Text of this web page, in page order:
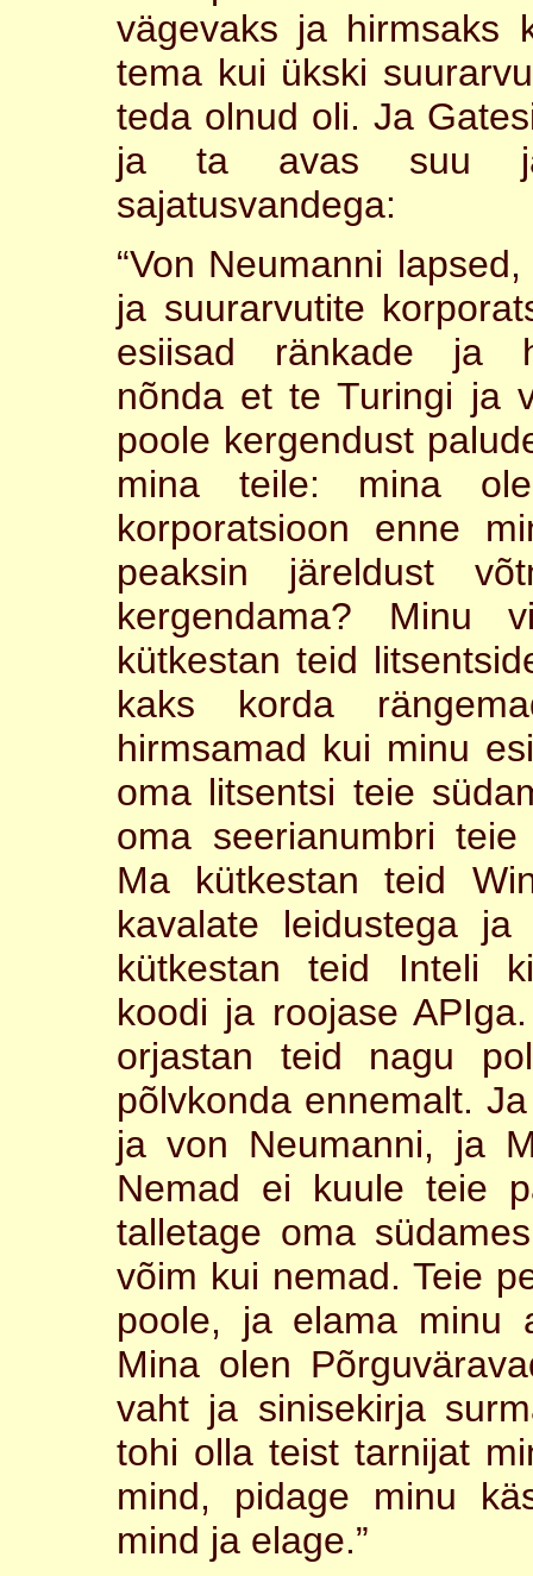
vägevaks ja hirmsaks
tema kui ükski
teda olnud oli. Ja
ja ta avas suu ja
sajatusvandega:
“Von Neumanni
ja suurarvutite
esiisad ränkade ja
nõnda et te Turingi ja
poole kergendust
mina teile: mina
korporatsioon enne
peaksin järeldust
kergendama?
kütkestan teid
kaks korda
hirmsamad kui minu
oma litsentsi teie
oma seerianumbri
Ma kütkestan teid
kavalate leidustega
kütkestan teid Inteli
koodi ja roojase
orjastan teid nagu
põlvkonda ennemalt.
ja von Neumanni, ja
Nemad ei kuule teie
talletage oma
võim kui nemad. Teie
poole, ja elama minu
Mina olen
vaht ja sinisekirja
tohi olla teist tarnijat
mind, pidage minu
mind ja elage.”